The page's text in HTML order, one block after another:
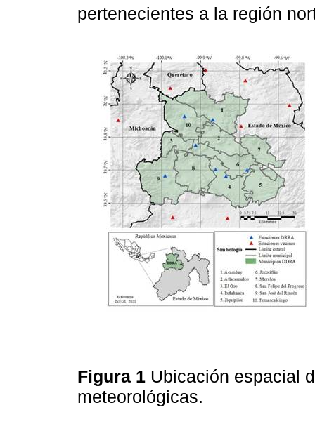
pertenecientes a la región
Figura 1 Ubicación espacial
meteorológicas.